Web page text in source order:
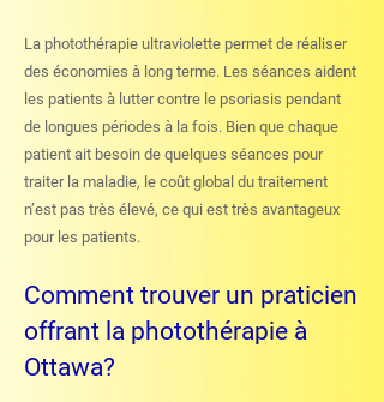
La photothérapie ultraviolette permet de réaliser
des économies à long terme. Les séances aident
les patients à lutter contre le psoriasis pendant
de longues périodes à la fois. Bien que chaque
patient ait besoin de quelques séances pour
traiter la maladie, le coût global du traitement
n’est pas très élevé, ce qui est très avantageux
pour les patients.
Comment trouver un praticien
offrant la photothérapie à
Ottawa?